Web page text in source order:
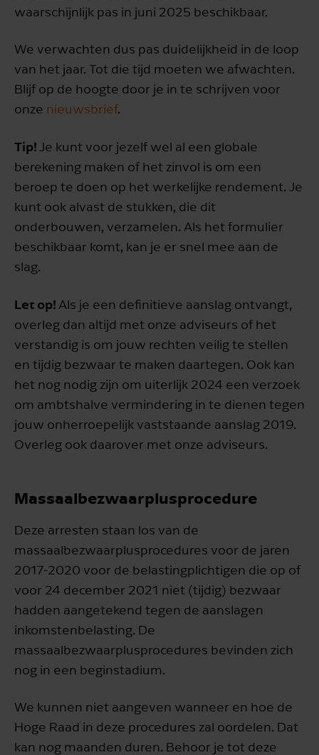
waarschijnlijk pas in juni 2025 beschikbaar.
We verwachten dus pas duidelijkheid in de loop
van het jaar. Tot die tijd moeten we afwachten.
Blijf op de hoogte door je in te schrijven voor
onze nieuwsbrief.
Tip!Je kunt voor jezelf wel al een globale
berekening maken of het zinvol is om een
beroep te doen op het werkelijke rendement. Je
kunt ook alvast de stukken, die dit
onderbouwen, verzamelen. Als het formulier
beschikbaar komt, kan je er snel mee aan de
slag.
Let op! Als je een definitieve aanslag ontvangt,
overleg dan altijd met onze adviseurs of het
verstandig is om jouw rechten veilig te stellen
en tijdig bezwaar te maken daartegen. Ook kan
het nog nodig zijn om uiterlijk 2024 een verzoek
om ambtshalve vermindering in te dienen tegen
jouw onherroepelijk vaststaande aanslag 2019.
Overleg ook daarover met onze adviseurs.
Massaalbezwaarplusprocedure
Deze arresten staan los van de
massaalbezwaarplusprocedures voor de jaren
2017-2020 voor de belastingplichtigen die op of
voor 24 december 2021 niet (tijdig) bezwaar
hadden aangetekend tegen de aanslagen
inkomstenbelasting. De
massaalbezwaarplusprocedures bevinden zich
nog in een beginstadium.
We kunnen niet aangeven wanneer en hoe de
Hoge Raad in deze procedures zal oordelen. Dat
kan nog maanden duren. Behoor je tot deze